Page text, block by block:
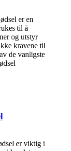
er en
til å
og utstyr
kravene til
de vanligste
er viktig i